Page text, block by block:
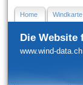
Home Windkarte
Die Website
www.wind-data.ch